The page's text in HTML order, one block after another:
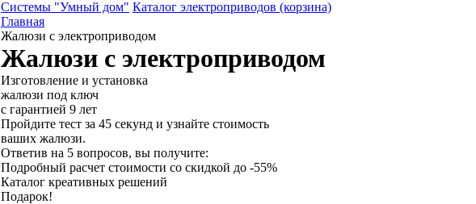
Системы "Умный дом" Каталог электроприводов (корзина)
Главная
Жалюзи с электроприводом
Жалюзи с электроприводом
Изготовление и установка
жалюзи под ключ
с гарантией 9 лет
Пройдите тест за 45 секунд и узнайте стоимость
ваших жалюзи.
Ответив на 5 вопросов, вы получите:
Подробный расчет стоимости со скидкой до -55%
Каталог креативных решений
Подарок!